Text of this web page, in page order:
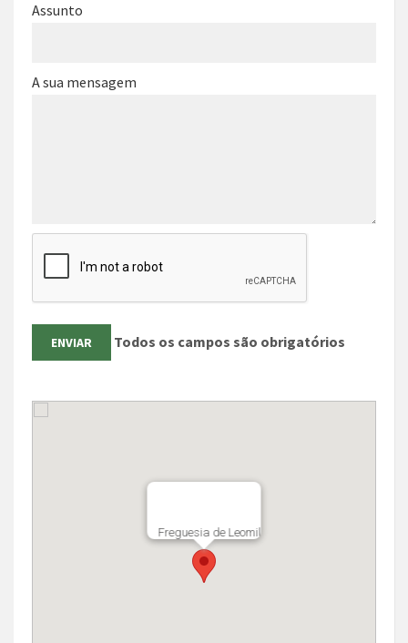
Assunto
A sua mensagem
Todos os campos são obrigatórios
Freguesia de Leomil